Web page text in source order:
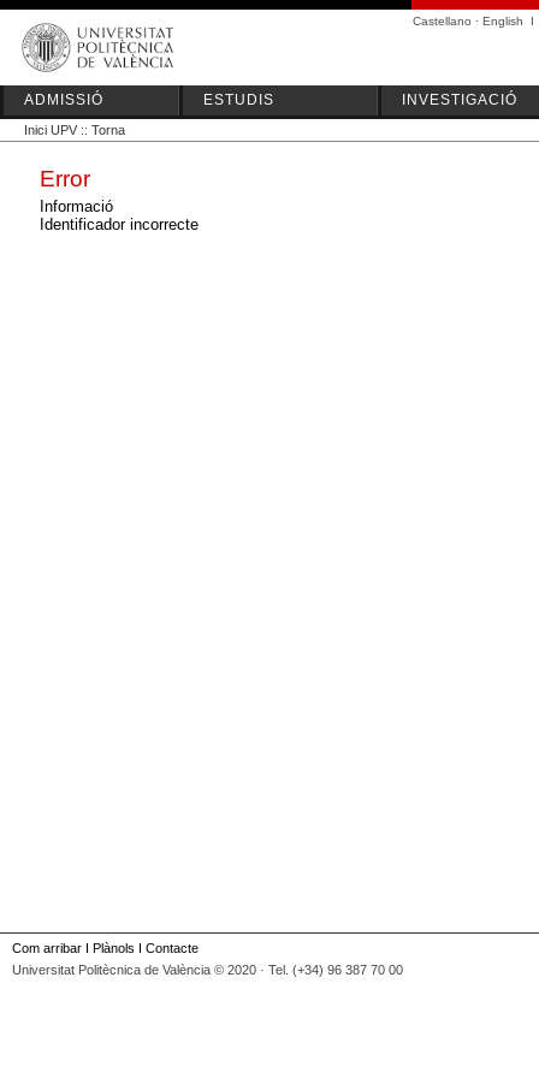
Castellano · English I
ADMISSIÓ ESTUDIS INVESTIGACIÓ
Inici UPV :: Torna
Error
Informació
Identificador incorrecte
Com arribar I Plànols I Contacte
Universitat Politècnica de València © 2020 · Tel. (+34) 96 387 70 00